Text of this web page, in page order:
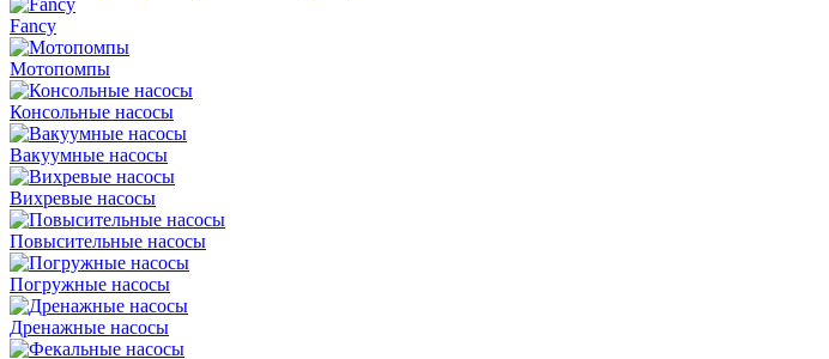
Fancy
Мотопомпы
Консольные насосы
Вакуумные насосы
Вихревые насосы
Повысительные насосы
Погружные насосы
Дренажные насосы